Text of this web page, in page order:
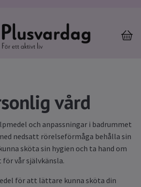
vård
och anpassningar i badrummet
nedsatt rörelseförmåga behålla sin
sköta sin hygien och ta hand om
vår självkänsla.
för att lättare kunna sköta din